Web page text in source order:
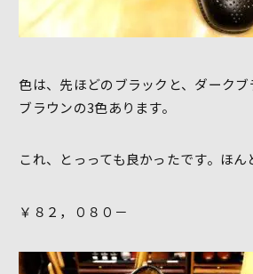
色は、先ほどのブラックと、ダークブ
ブラウンの3色あります。
これ、とっっても良かったです。ほん
￥８２，０８０－